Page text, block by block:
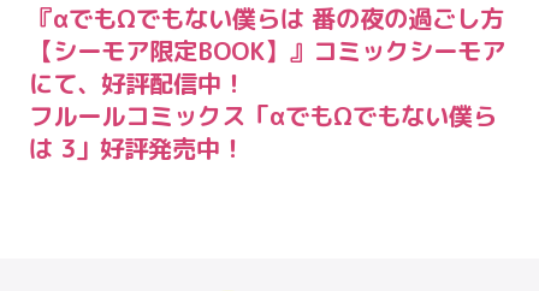
『αでもΩでもない僕らは 番の夜の過ごし方
【シーモア限定BOOK】』コミックシーモア
にて、好評配信中！
フルールコミックス「αでもΩでもない僕ら
は 3」好評発売中！